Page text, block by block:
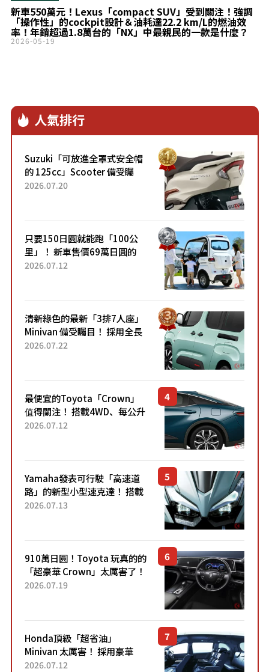
新車550萬元！Lexus「compact SUV」受到關注！強調
「操作性」的cockpit設計＆油耗達22.2 km/L的燃油效
率！年銷超過1.8萬台的「NX」中最親民的一款是什麼？
2026-05-19
人氣排行
Suzuki「可放進全罩式安全帽
的 125cc」Scooter 備受矚
目！採用全新流線設計與各項
2026.07.20
只要150日圓就能跑「100公
里」！ 新車售價69萬日圓的
「3人座」Trike大受歡迎！ 順
2026.07.12
清新綠色的最新「3排7人座」
Minivan 備受矚目！ 採用全長
4.7公尺剛剛好的車身尺寸與
2026.07.22
最便宜的Toyota「Crown」
值得關注！ 搭載4WD、每公升
22.4公里低油耗表現超亮眼！
2026.07.12
Yamaha發表可行駛「高速道
路」的新型小型速克達！ 搭載
能享受超強勁「渦輪感」的動
2026.07.13
910萬日圓！Toyota 玩真的的
「超豪華 Crown」太厲害了！
採用由「匠人技藝」打造的
2026.07.19
Honda頂級「超省油」
Minivan 太厲害！ 採用豪華
「真皮座椅」與專屬「黑色內
2026.07.12